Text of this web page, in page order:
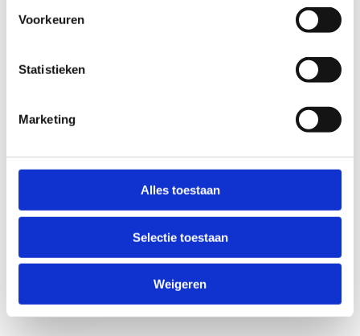
Voorkeuren
Statistieken
Marketing
Alles toestaan
Selectie toestaan
Weigeren
Anti-Robot Verification
Click to start verification
Verzend